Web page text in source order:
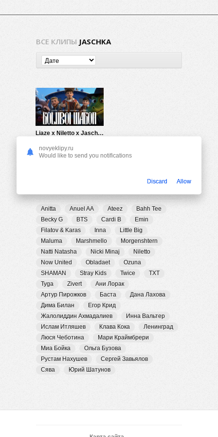
ВСЕ КЛИПЫ JASCHKA
Liaze x Niletto x Jaschka x equal — Goluboi Wagon (Голубой вагон)
Anitta Anuel AA Ateez
Bahh Tee
Becky G
BTS Cardi B
Emin
Filatov & Karas
Inna
Little Big
Maluma
Marshmello
Morgenshtern
Natti Natasha
Nicki Minaj
Niletto
Now United
Obladaet
Ozuna
SHAMAN
Stray Kids Twice
TXT
Tyga
Zivert
Ани Лорак
Артур Пирожков
Баста
Дана Лахова
Дима Билан
Егор Крид
Жалолиддин Ахмадалиев
Инна Вальтер
Ислам Итляшев
Клава Кока
Ленинград
Люся Чеботина
Мари Краймбрери
Миа Бойка
Ольга Бузова
Рустам Нахушев
Сергей Завьялов
Сява
Юрий Шатунов
novyeklipy.ru
Would like to send you notifications
Discard Allow